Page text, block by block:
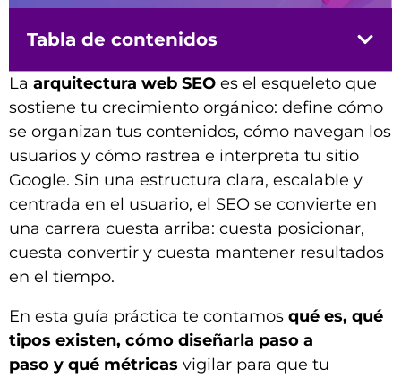
Tabla de contenidos
La arquitectura web SEO es el esqueleto que
sostiene tu crecimiento orgánico: define cómo
se organizan tus contenidos, cómo navegan los
usuarios y cómo rastrea e interpreta tu sitio
Google. Sin una estructura clara, escalable y
centrada en el usuario, el SEO se convierte en
una carrera cuesta arriba: cuesta posicionar,
cuesta convertir y cuesta mantener resultados
en el tiempo.
En esta guía práctica te contamos qué es, qué
tipos existen, cómo diseñarla paso a
paso y qué métricas vigilar para que tu